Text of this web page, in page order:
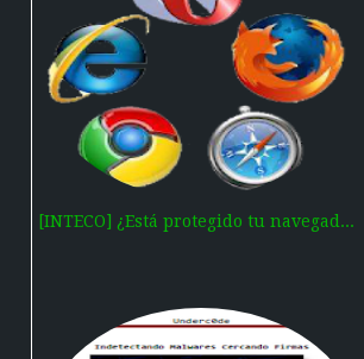
[INTECO] ¿Está protegido tu navegad...